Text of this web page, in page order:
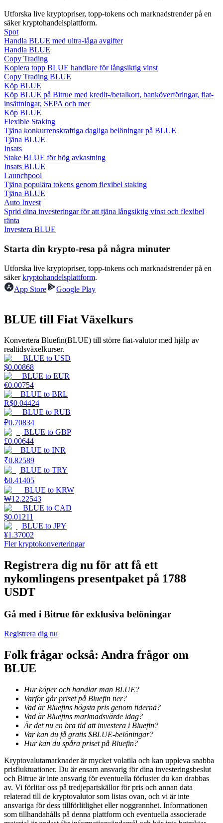
Information
Big data-analys inklusive handelsinformation, etc.
Guide
Futures startguide
Handelsstrategier
Tjäna
Power Piggy
Tjäna konkurrenskraftiga belöningar dagligen
Utsättning
Hög avkastning och omedelbar tillgång
Launchpool
Utforska live kryptopriser, topp-tokens och marknadstrender på en
säker kryptohandelsplattform.
Spot
Handla BLUE med ultra-låga avgifter
Handla BLUE
Copy Trading
Kopiera topp BLUE handlare för långsiktig vinst
Copy Trading BLUE
Köp BLUE
Köp BLUE på Bitrue med kredit-/betalkort, banköverföringar, fiat-
insättningar, SEPA och mer
Köp BLUE
Flexible Staking
Tjäna konkurrenskraftiga dagliga belöningar på BLUE
Tjäna BLUE
Insats
Stake BLUE för hög avkastning
Insats BLUE
Launchpool
Tjäna populära tokens genom flexibel staking
Tjäna BLUE
Auto Invest
Sprid dina investeringar för att tjäna långsiktig vinst och flexibel
ränta
Investera BLUE
Starta din krypto-resa på några minuter
Utforska live kryptopriser, topp-tokens och marknadstrender på en
säkerkryptohandelsplattform.
App Store
Google Play
BLUE till Fiat Växelkurs
Konvertera Bluefin(BLUE) till större fiat-valutor med hjälp av
realtidsväxelkurser.
BLUE to USD
$0.00868
BLUE to EUR
€0.00754
BLUE to BRL
R$0.04424
BLUE to RUB
₽0.70834
BLUE to GBP
£0.00644
BLUE to INR
₹0.82589
BLUE to TRY
₺0.41405
BLUE to KRW
₩12.22543
BLUE to CAD
$0.01211
BLUE to JPY
¥1.37002
Fler kryptokonverteringar
Registrera dig nu för att få ett
nykomlingens presentpaket på 1788
USDT
Gå med i Bitrue för exklusiva belöningar
Registrera dig nu
Folk frågar också: Andra frågor om
BLUE
Hur köper och handlar man BLUE?
Varför går priset på Bluefin ner?
Vad är Bluefins högsta pris genom tiderna?
Vad är Bluefins marknadsvärde idag?
Är det nu en bra tid att investera i Bluefin?
Var kan du få gratis $BLUE-belöningar?
Hur kan du spåra priset på Bluefin?
Kryptovalutamarknader är mycket volatila och kan uppleva snabba
prisfluktuationer. Du är ensam ansvarig för dina investeringsbeslut
och Bitrue är inte ansvarig för eventuella förluster du kan drabbas
av. Vi förlitar oss på tredjepartskällor för pris och annan data
relaterad till de kryptovalutor som listas ovan, och vi är inte
ansvariga för dess tillförlitlighet eller noggrannhet. Informationen
som tillhandahålls på denna plattform och eventuella associerade